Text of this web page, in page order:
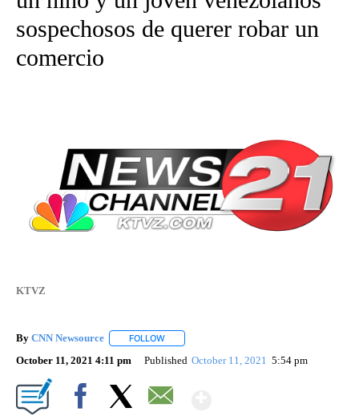
sospechosos de querer robar un
comercio
KTVZ
By CNN Newsource FOLLOW
October 11, 2021 4:11 pm Published October 11, 2021 5:54 pm